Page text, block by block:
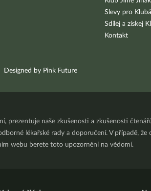
Slevy pro
Sdílej a získej
Kontakt
Designed by Pink Future
prezentuje naše zkušenosti a zkušenosti
lékařské rady a doporučení. V případě,
webu berete toto upozornění na vědomí.